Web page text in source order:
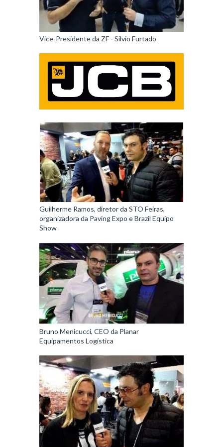
Vice-Presidente da ZF - Silvio Furtado
Guilherme Ramos, diretor da STO Feiras,
organizadora da Paving Expo e Brazil Equipo
Show
Bruno Menicucci, CEO da Planar
Equipamentos Logística